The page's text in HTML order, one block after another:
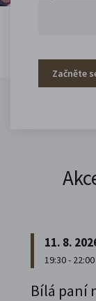
Začněte
11. 8.
19:30 - 22:00
Bílá paní